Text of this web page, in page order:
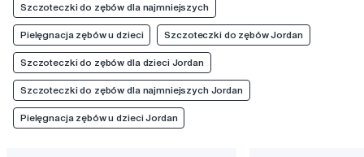
Szczoteczki do zębów dla najmniejszych
Pielęgnacja zębów u dzieci Szczoteczki do zębów Jordan
Szczoteczki do zębów dla dzieci Jordan
Szczoteczki do zębów dla najmniejszych Jordan
Pielęgnacja zębów u dzieci Jordan